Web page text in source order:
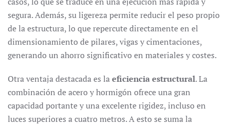
segura. Además, su ligereza permite reducir el peso propio
de la estructura, lo que repercute directamente en el
dimensionamiento de pilares, vigas y cimentaciones,
generando un ahorro significativo en materiales y costes.
Otra ventaja destacada es laeficiencia estructural. La
combinación de acero y hormigón ofrece una gran
capacidad portante y una excelente rigidez, incluso en
luces superiores a cuatro metros. A esto se suma la